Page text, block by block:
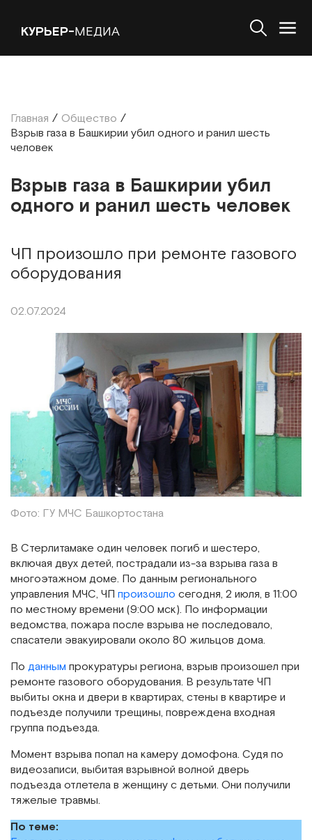
КУРЬЕР-МЕДИА
Главная / Общество /
Взрыв газа в Башкирии убил одного и ранил шесть
человек
Взрыв газа в Башкирии убил
одного и ранил шесть человек
ЧП произошло при ремонте газового
оборудования
02.07.2024
Фото: ГУ МЧС Башкортостана
В Стерлитамаке один человек погиб и шестеро,
включая двух детей, пострадали из-за взрыва газа в
многоэтажном доме. По данным регионального
управления МЧС, ЧП произошло сегодня, 2 июля, в 11:00
по местному времени (9:00 мск). По информации
ведомства, пожара после взрыва не последовало,
спасатели эвакуировали около 80 жильцов дома.
По данным прокуратуры региона, взрыв произошел при
ремонте газового оборудования. В результате ЧП
выбиты окна и двери в квартирах, стены в квартире и
подъезде получили трещины, повреждена входная
группа подъезда.
Момент взрыва попал на камеру домофона. Судя по
видеозаписи, выбитая взрывной волной дверь
подъезда отлетела в женщину с детьми. Они получили
тяжелые травмы.
По теме: